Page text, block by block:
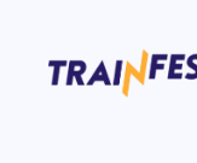
content